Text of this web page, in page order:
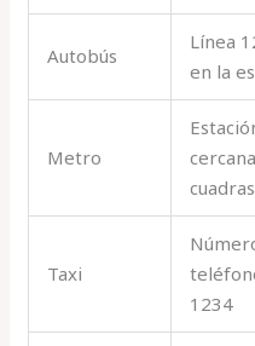
Autobús
Línea
en la
Metro
cuadras
Taxi
1234